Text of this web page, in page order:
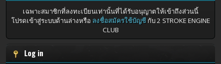
เฉพาะสมาชิกที่ลงทะเบียนเท่านั้นที่ได้รับอนุญาตให้เข้าถึงส่วนนี้
โปรดเข้าสู่ระบบด้านล่างหรือ ลงชื่อสมัครใช้บัญชีกับ 2 STROKE ENGINE
CLUB
Log in